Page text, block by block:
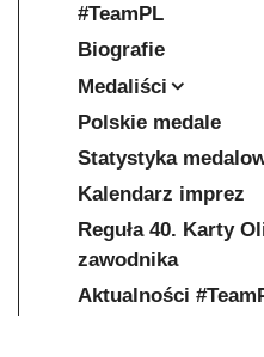
#TeamPL
Biografie
Medaliści
Polskie medale
Statystyka
Kalendarz imprez
Reguła 40. Karty
zawodnika
Aktualności